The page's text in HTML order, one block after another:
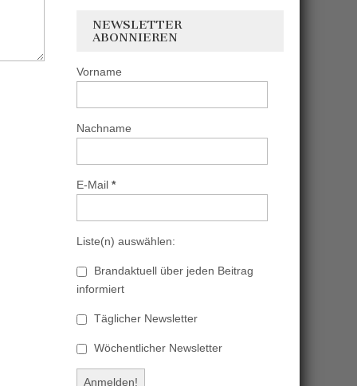
NEWSLETTER
ABONNIEREN
Vorname
Nachname
E-Mail *
Liste(n) auswählen:
Brandaktuell über jeden Beitrag
informiert
Täglicher Newsletter
Wöchentlicher Newsletter